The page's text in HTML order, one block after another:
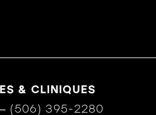
& CLINIQUES
(506) 395-2280